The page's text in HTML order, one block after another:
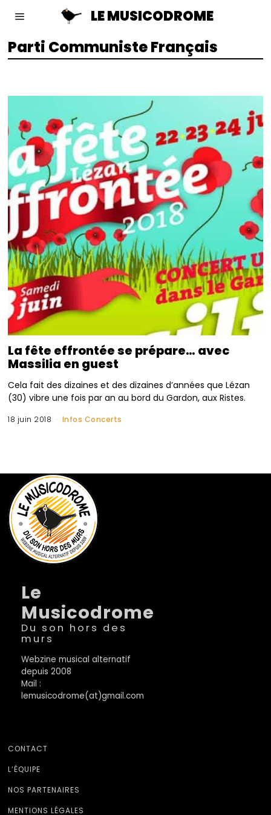
LE MUSICODROME
Parti Communiste Français
La fête effrontée se prépare… avec
Massilia en guest
Cela fait des dizaines et des dizaines d’années que Lézan
(30) vibre une fois par an au bord du Gardon, aux Ristes.
18 juin 2018 Infos Concerts
Le
Musicodrome
Du son hors des
murs
Webzine musical alternatif
depuis 2008
Mail :
lemusicodrome(at)gmail.com
CONTACT
L’ÉQUIPE
NOS PARTENAIRES
MENTIONS LÉGALES